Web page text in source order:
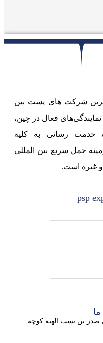
شرکت های پست بین
فعال در چین،
خدمت رسانی به کلیه
حمل سریع بین المللی
و غیره است.
صدر بن بست الهیه کوچه